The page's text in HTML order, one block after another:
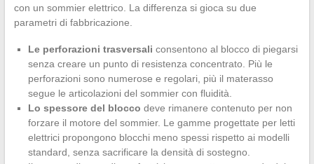
con un sommier elettrico. La differenza si gioca su due
parametri di fabbricazione.
Le perforazioni trasversali consentono al blocco di piegarsi
senza creare un punto di resistenza concentrato. Più le
perforazioni sono numerose e regolari, più il materasso
segue le articolazioni del sommier con fluidità.
Lo spessore del blocco deve rimanere contenuto per non
forzare il motore del sommier. Le gamme progettate per letti
elettrici propongono blocchi meno spessi rispetto ai modelli
standard, senza sacrificare la densità di sostegno.